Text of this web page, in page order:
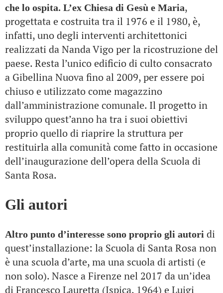
che lo ospita. L’ex Chiesa di Gesù e Maria,
progettata e costruita tra il 1976 e il 1980, è,
infatti, uno degli interventi architettonici
realizzati da Nanda Vigo per la ricostruzione del
paese. Resta l’unico edificio di culto consacrato
a Gibellina Nuova fino al 2009, per essere poi
chiuso e utilizzato come magazzino
dall’amministrazione comunale. Il progetto in
sviluppo quest’anno ha tra i suoi obiettivi
proprio quello di riaprire la struttura per
restituirla alla comunità come fatto in occasione
dell’inaugurazione dell’opera della Scuola di
Santa Rosa.
Gli autori
Altro punto d’interesse sono proprio gli autori di
quest’installazione: la Scuola di Santa Rosa non
è una scuola d’arte, ma una scuola di artisti (e
non solo). Nasce a Firenze nel 2017 da un’idea
di Francesco Lauretta (Ispica, 1964) e Luigi